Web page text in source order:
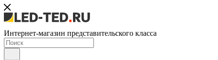
Интернет-магазин представительского класса